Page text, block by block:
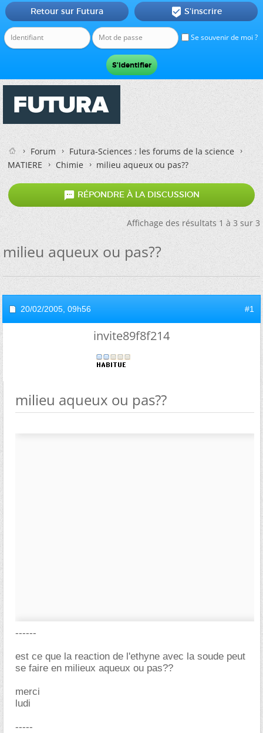
Se souvenir de moi ?
Retour sur Futura  S'inscrire
Forum
Futura-Sciences : les forums de la science
MATIERE
Chimie milieu aqueux ou pas??
 RÉPONDRE À LA DISCUSSION
Affichage des résultats 1 à 3 sur 3
milieu aqueux ou pas??
20/02/2005, 09h56 #1
invite89f8f214
milieu aqueux ou pas??
------
est ce que la reaction de l'ethyne avec la soude peut
se faire en milieux aqueux ou pas??
merci
ludi
-----